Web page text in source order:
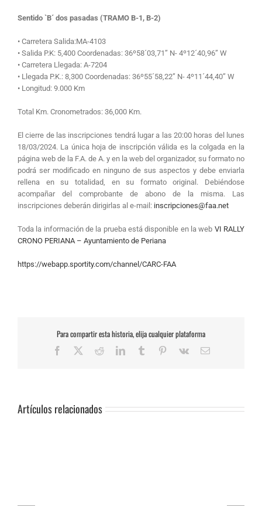
Sentido `B´ dos pasadas (TRAMO B-1, B-2)
• Carretera Salida:MA-4103
• Salida P.K: 5,400 Coordenadas: 36º58´03,71” N- 4º12´40,96” W
• Carretera Llegada: A-7204
• Llegada P.K.: 8,300 Coordenadas: 36º55´58,22” N- 4º11´44,40” W
• Longitud: 9.000 Km
Total Km. Cronometrados: 36,000 Km.
El cierre de las inscripciones tendrá lugar a las 20:00 horas del lunes
18/03/2024. La única hoja de inscripción válida es la colgada en la
página web de la F.A. de A. y en la web del organizador, su formato no
podrá ser modificado en ninguno de sus aspectos y debe enviarla
rellena en su totalidad, en su formato original. Debiéndose
acompañar del comprobante de abono de la misma. Las
inscripciones deberán dirigirlas al e-mail: inscripciones@faa.net
Toda la información de la prueba está disponible en la web VI RALLY
CRONO PERIANA – Ayuntamiento de Periana
https://webapp.sportity.com/channel/CARC-FAA
Para compartir esta historia, elija cualquier plataforma
Facebook RedditLinkedInTumblr Pinterest
Vk
Correo
Artículos relacionados